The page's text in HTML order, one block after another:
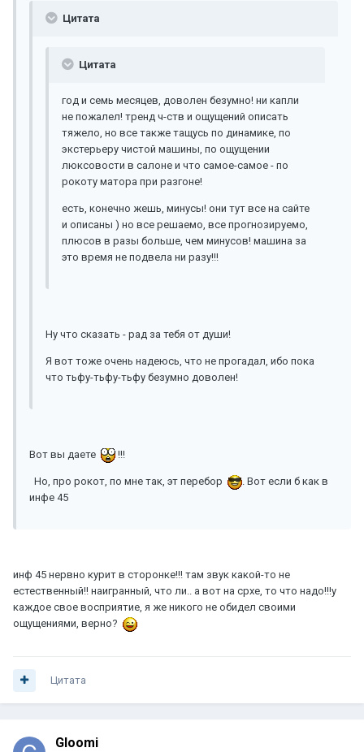
Цитата
Цитата
год и семь месяцев, доволен безумно! ни капли
не пожалел! тренд ч-ств и ощущений описать
тяжело, но все также тащусь по динамике, по
экстерьеру чистой машины, по ощущении
люксовости в салоне и что самое-самое - по
рокоту матора при разгоне!
есть, конечно жешь, минусы! они тут все на сайте
и описаны ) но все решаемо, все прогнозируемо,
плюсов в разы больше, чем минусов! машина за
это время не подвела ни разу!!!
Ну что сказать - рад за тебя от души!
Я вот тоже очень надеюсь, что не прогадал, ибо пока
что тьфу-тьфу-тьфу безумно доволен!
Вот вы даете !!!
Но, про рокот, по мне так, эт перебор
. Вот если б как в
инфе 45
инф 45 нервно курит в сторонке!!! там звук какой-то не
естественный!! наигранный, что ли.. а вот на срхе, то что надо!!!у
каждое свое восприятие, я же никого не обидел своими
ощущениями, верно?
Цитата
Gloomi